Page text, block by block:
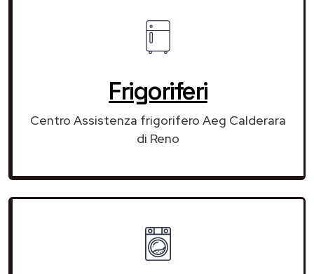
Frigoriferi
Centro Assistenza frigorifero Aeg Calderara
di Reno